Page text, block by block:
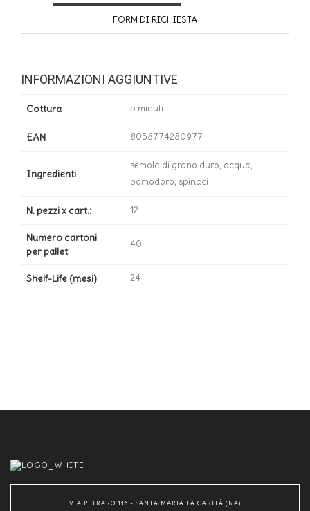
FORM DI RICHIESTA
INFORMAZIONI AGGIUNTIVE
Cottura 5 minuti
EAN 8058774280977
Ingredienti
semola di grano duro, acqua,
pomodoro, spinaci
N. pezzi x cart.: 12
Numero cartoni
per pallet
40
Shelf-Life (mesi) 24
VIA PETRARO 116 - SANTA MARIA LA CARITÀ (NA)